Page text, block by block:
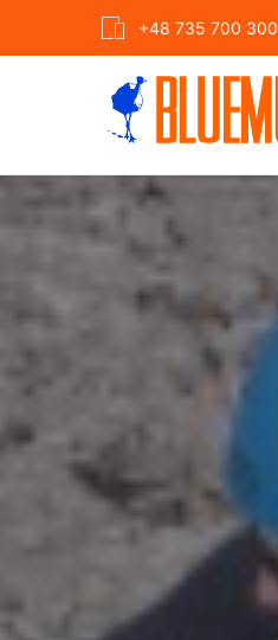
+48 735 700 300